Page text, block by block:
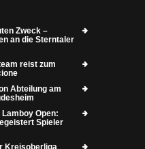
Zweck –
an die Sterntaler
reist zum
Abteilung am
Open:
Spieler
Kreisoberliga